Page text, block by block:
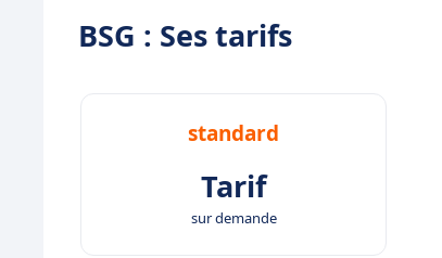
BSG : Ses tarifs
standard
Tarif
sur demande